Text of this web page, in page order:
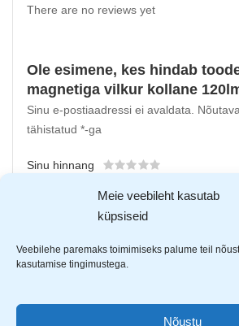
Meie veebileht kasutab
küpsiseid
Veebilehe paremaks toimimiseks palume teil
kasutamise tingimustega.
Nõustu
There are no reviews yet
Ole esimene, kes hindab
magnetiga vilkur kollane
Sinu e-postiaadressi ei avaldata.
tähistatud *-ga
Sinu hinnang
Sinu arvustus*